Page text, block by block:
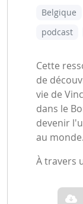
Belgique
podcast
Cette
de
vie de
dans le
devenir
au monde.
À travers